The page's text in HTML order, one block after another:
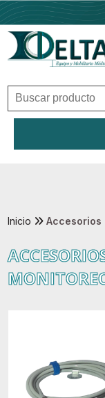
Inicio
Outlet
Ventajas
Inicio Accesorios